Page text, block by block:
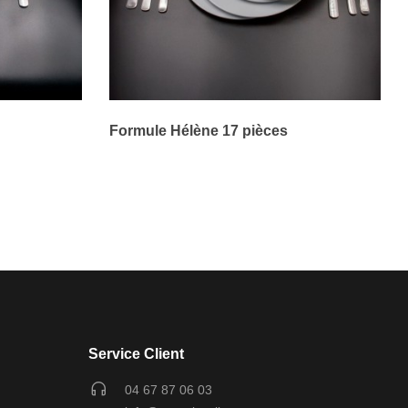
Formule Hélène 17 pièces
Service Client
04 67 87 06 03